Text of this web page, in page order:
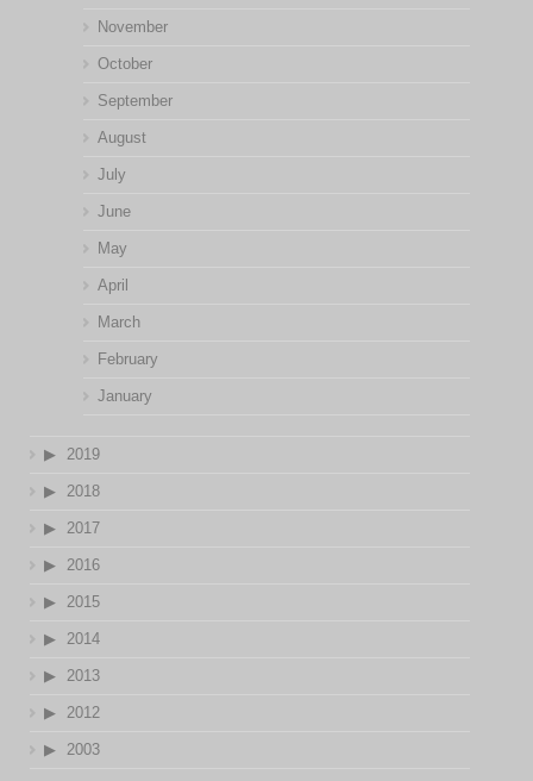
November
October
September
August
July
June
May
April
March
February
January
2019
2018
2017
2016
2015
2014
2013
2012
2003